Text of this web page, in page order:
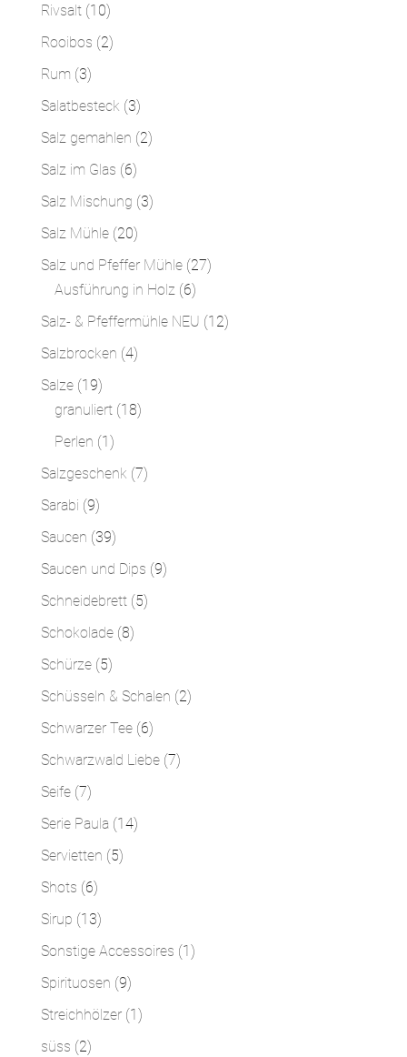
Rivsalt 1010
Produkte
Rooibos 22
Rum 33
Produkte
Salatbesteck 33
Produkte
Salz gemahlen 22
Salz im Glas 66
Produkte
Salz Mischung 33
Salz Mühle 2020
Produkte
Salz und Pfeffer Mühle 2727
Ausführung in Holz 66
Produkte
Salz- & Pfeffermühle NEU 1212
Salzbrocken 44
Salze 1919
Produkte
granuliert 1818
Perlen 1 1
Produkt
Salzgeschenk 77
Sarabi 99
Produkte
Saucen 3939
Produkte
Saucen und Dips 99
Schneidebrett 55
Schokolade 88
Schürze 55
Produkte
Schüsseln & Schalen 22
Schwarzer Tee 66
Produkte
Schwarzwald Liebe 77
Seife 77
Produkte
Serie Paula 1414
Servietten 55
Shots 66
Produkte
Sirup 1313
Produkte
Sonstige Accessoires 1 1
Spirituosen 99
Produkte
Streichhölzer 1 1
süss 22